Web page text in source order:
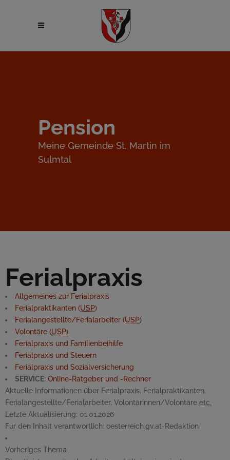
Pension
Meine Gemeinde St. Martin im
Sulmtal
Ferialpraxis
Allgemeines zur Ferialpraxis
Ferialpraktikanten (USP)
Ferialangestellte/Ferialarbeiter (USP)
Volontäre (USP)
Ferialpraxis und Familienbeihilfe
Ferialpraxis und Steuern
Ferialpraxis und Sozialversicherung
SERVICE: Online-Ratgeber und -Rechner
Aktuelle Informationen über Ferialpraxis, Ferialpraktikanten,
Ferialangestellte/Ferialarbeiter, Volontärinnen/Volontäre etc.
Letzte Aktualisierung: 01.01.2026
Für den Inhalt verantwortlich: oesterreich.gv.at-Redaktion
Vorheriges Thema